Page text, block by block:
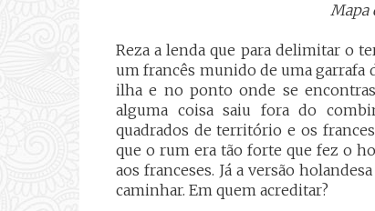
Mapa
Reza a lenda que para delimitar o
um francês munido de uma garrafa
ilha e no ponto onde se
alguma coisa saiu fora do
quadrados de território e os
que o rum era tão forte que fez o
aos franceses. Já a versão
caminhar. Em quem acreditar?